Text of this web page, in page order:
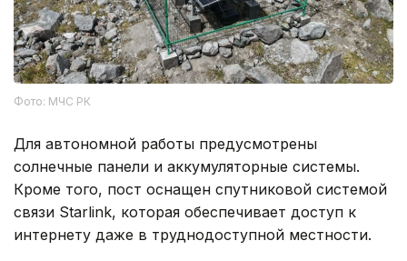
Фото: МЧС РК
Для автономной работы предусмотрены
солнечные панели и аккумуляторные системы.
Кроме того, пост оснащен спутниковой системой
связи Starlink, которая обеспечивает доступ к
интернету даже в труднодоступной местности.